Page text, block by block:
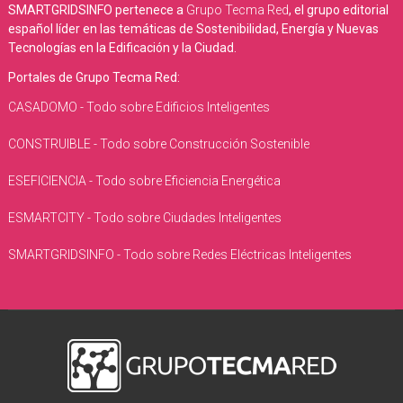
SMARTGRIDSINFO pertenece a Grupo Tecma Red, el grupo editorial
español líder en las temáticas de Sostenibilidad, Energía y Nuevas
Tecnologías en la Edificación y la Ciudad.
Portales de Grupo Tecma Red:
CASADOMO - Todo sobre Edificios Inteligentes
CONSTRUIBLE - Todo sobre Construcción Sostenible
ESEFICIENCIA - Todo sobre Eficiencia Energética
ESMARTCITY - Todo sobre Ciudades Inteligentes
SMARTGRIDSINFO - Todo sobre Redes Eléctricas Inteligentes